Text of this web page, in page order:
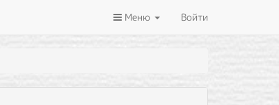
Меню Войти